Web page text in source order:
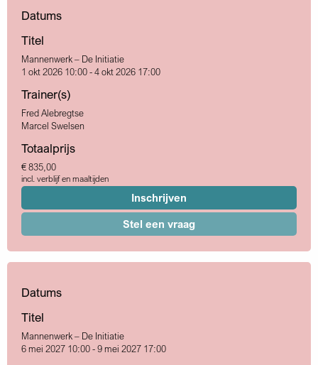
Datums
Titel
Mannenwerk – De Initiatie
1 okt 2026 10:00 - 4 okt 2026 17:00
Trainer(s)
Fred Alebregtse
Marcel Swelsen
Totaalprijs
€ 835,00
incl. verblijf en maaltijden
Inschrijven
Stel een vraag
Datums
Titel
Mannenwerk – De Initiatie
6 mei 2027 10:00 - 9 mei 2027 17:00